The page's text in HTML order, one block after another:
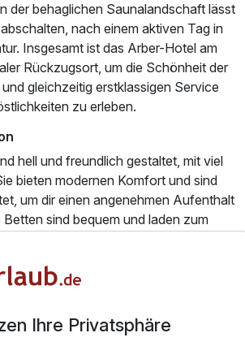
der behaglichen Saunalandschaft lässt
nach einem aktiven Tag in
Insgesamt ist das Arber-Hotel am
Rückzugsort, um die Schönheit der
gleichzeitig erstklassigen Service
zu erleben.
hell und freundlich gestaltet, mit viel
bieten modernen Komfort und sind
um dir einen angenehmen Aufenthalt
sind bequem und laden zum
Bar, sowie Geschirr und Besteck
einen Vergrößerungsspiegel. Die
mit Terrasse oder Balkon gibt es
Ihre Privatsphäre